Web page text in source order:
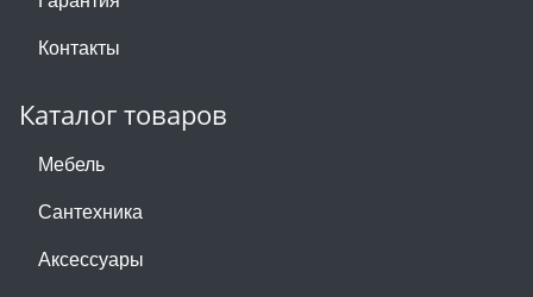
Контакты
Каталог товаров
Мебель
Сантехника
Аксессуары